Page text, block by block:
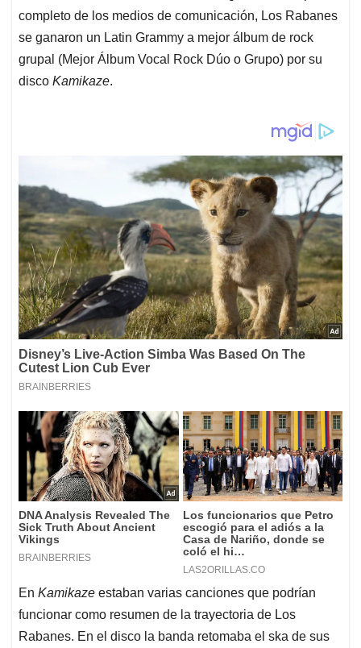
completo de los medios de comunicación, Los Rabanes
se ganaron un Latin Grammy a mejor álbum de rock
grupal (Mejor Álbum Vocal Rock Dúo o Grupo) por su
disco Kamikaze.
En Kamikaze estaban varias canciones que podrían
funcionar como resumen de la trayectoria de Los
Rabanes. En el disco la banda retomaba el ska de sus